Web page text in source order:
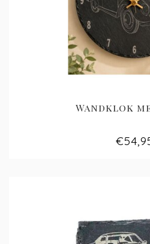
Wandklok